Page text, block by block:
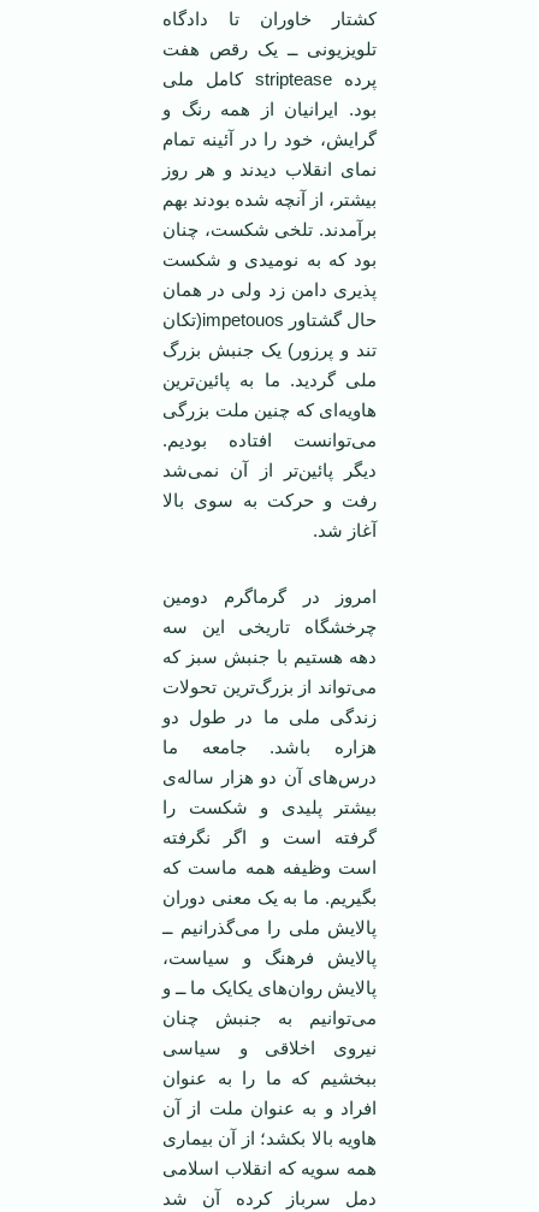
کشتار خاوران تا دادگاه
تلویزیونی ــ یک رقص هفت
پرده striptease کامل ملی
بود. ایرانیان از همه رنگ و
گرایش، خود را در آئینه تمام
نمای انقلاب دیدند و هر روز
بیشتر، از آنچه شده بودند بهم
برآمدند. تلخی شکست، چنان
بود که به نومیدی و شکست
پذیری دامن زد ولی در همان
حال گشتاور impetouos(تکان
تند و پرزور) یک جنبش بزرگ
ملی گردید. ما به پائین‌ترین
‌هاویه‌ای که چنین ملت بزرگی
می‌توانست افتاده بودیم.
دیگر پائین‌تر از آن نمی‌شد
رفت و حرکت به سوی بالا
آغاز شد.
امروز در گرماگرم دومین
چرخشگاه تاریخی این سه
دهه هستیم با جنبش سبز که
می‌تواند از بزرگ‌ترین تحولات
زندگی ملی ما در طول دو
هزاره باشد. جامعه ما
درس‌های آن دو هزار ساله‌ی
بیشتر پلیدی و شکست را
گرفته است و اگر نگرفته
است وظیفه همه ماست که
بگیریم. ما به یک معنی دوران
پالایش ملی را می‌گذرانیم ــ
پالایش فرهنگ و سیاست،
پالایش روان‌های یکایک ما ــ و
می‌توانیم به جنبش چنان
نیروی اخلاقی و سیاسی
ببخشیم که ما را به عنوان
افراد و به عنوان ملت از آن
‌هاویه بالا بکشد؛ از آن بیماری
همه سویه که انقلاب اسلامی
‌دمل سرباز کرده آن شد